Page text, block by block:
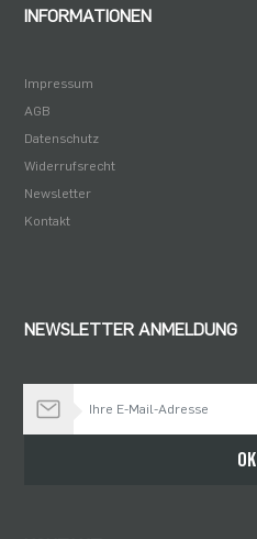
INFORMATIONEN
Impressum
AGB
Datenschutz
Widerrufsrecht
Newsletter
Kontakt
NEWSLETTER ANMELDUNG
OK